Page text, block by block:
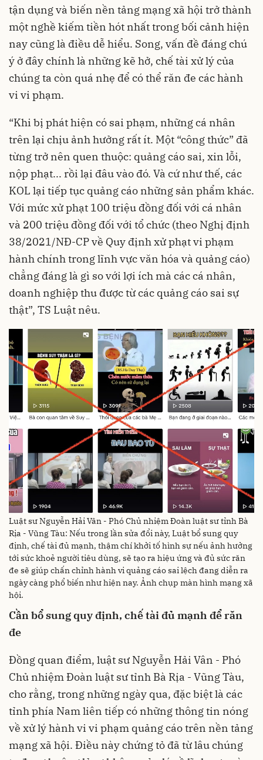
tận dụng và biến nền tảng mạng xã hội trở thành
một nghề kiếm tiền hót nhất trong bối cảnh hiện
nay cũng là điều dễ hiểu. Song, vấn đề đáng chú
ý ở đây chính là những kẽ hở, chế tài xử lý của
chúng ta còn quá nhẹ để có thể răn đe các hành
vi vi phạm.
“Khi bị phát hiện có sai phạm, những cá nhân
trên lại chịu ảnh hưởng rất ít. Một “công thức” đã
từng trở nên quen thuộc: quảng cáo sai, xin lỗi,
nộp phạt... rồi lại đâu vào đó. Và cứ như thế, các
KOL lại tiếp tục quảng cáo những sản phẩm khác.
Với mức xử phạt 100 triệu đồng đối với cá nhân
và 200 triệu đồng đối với tổ chức (theo Nghị định
38/2021/NĐ-CP về Quy định xử phạt vi phạm
hành chính trong lĩnh vực văn hóa và quảng cáo)
chẳng đáng là gì so với lợi ích mà các cá nhân,
doanh nghiệp thu được từ các quảng cáo sai sự
thật”, TS Luật nêu.
Luật sư Nguyễn Hải Vân - Phó Chủ nhiệm Đoàn luật sư tỉnh Bà
Rịa - Vũng Tàu: Nếu trong lần sửa đổi này, Luật bổ sung quy
định, chế tài đủ mạnh, thậm chí khởi tố hình sự nếu ảnh hưởng
tới sức khoẻ người tiêu dùng, sẽ tạo ra hiệu ứng và đủ sức răn
đe sẽ giúp chấn chỉnh hành vi quảng cáo sai lệch đang diễn ra
ngày càng phổ biến như hiện nay. Ảnh chụp màn hình mạng xã
hội.
Cần bổ sung quy định, chế tài đủ mạnh để răn
đe
Đồng quan điểm, luật sư Nguyễn Hải Vân - Phó
Chủ nhiệm Đoàn luật sư tỉnh Bà Rịa - Vũng Tàu,
cho rằng, trong những ngày qua, đặc biệt là các
tỉnh phía Nam liên tiếp có những thông tin nóng
về xử lý hành vi vi phạm quảng cáo trên nền tảng
mạng xã hội. Điều này chứng tỏ đã từ lâu chúng